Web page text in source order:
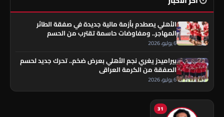
الأهلي يصطدم بأزمة مالية جديدة في صفقة الطائر
المهاجر.. ومفاوضات حاسمة تقترب من الحسم
6 يوليو، 2026
بيراميدز يغري نجم الأهلي بعرض ضخم.. تحرك جديد لحسم
الصفقة من الكرمة العراقي
6 يوليو، 2026
31